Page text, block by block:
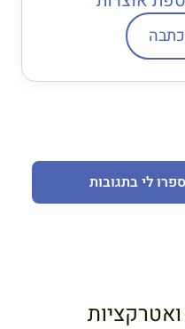
לי בתגובות